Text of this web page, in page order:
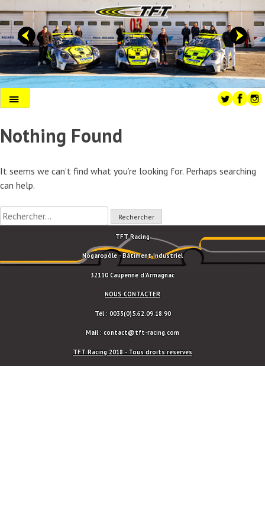
Skip
to
content
Menu
Nothing Found
It seems we can’t find what you’re looking for. Perhaps searching
can help.
Rechercher :
TFT Racing
Nogaropôle - Bâtiment Industriel
32110 Caupenne d'Armagnac
NOUS CONTACTER
Tél : 0033(0)5.62.09.18.90
Mail : contact@tft-racing.com
TFT Racing 2018 - Tous droits réservés